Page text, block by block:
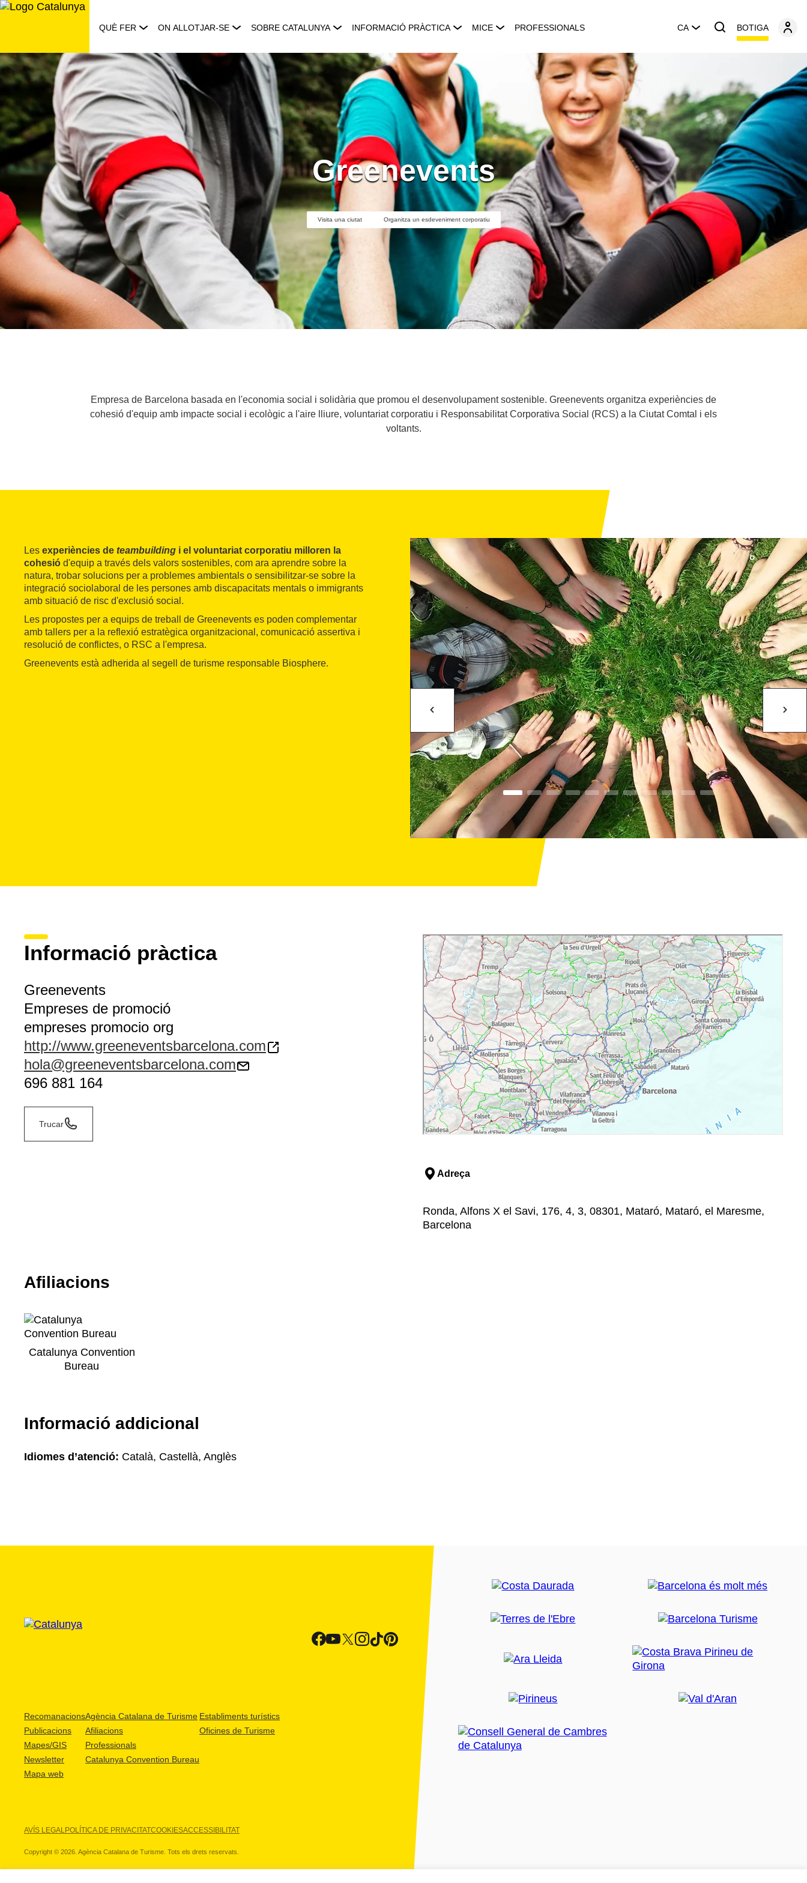
Saltar
QUÈ FER ON ALLOTJAR-SE SOBRE CATALUNYA INFORMACIÓ PRÀCTICA MICE PROFESSIONALS CA BOTIGA
Greenevents
Visita una ciutat Organitza un esdeveniment corporatiu
Empresa de Barcelona basada en l'economia social i solidària que promou el desenvolupament sostenible. Greenevents organitza experiències de
cohesió d'equip amb impacte social i ecològic a l'aire lliure, voluntariat corporatiu i Responsabilitat Corporativa Social (RCS) a la Ciutat Comtal i els
voltants.
Les experiències de teambuilding i el voluntariat corporatiu milloren la
cohesió d'equip a través dels valors sostenibles, com ara aprendre sobre la
natura, trobar solucions per a problemes ambientals o sensibilitzar-se sobre la
integració sociolaboral de les persones amb discapacitats mentals o immigrants
amb situació de risc d'exclusió social.
Les propostes per a equips de treball de Greenevents es poden complementar
amb tallers per a la reflexió estratègica organitzacional, comunicació assertiva i
resolució de conflictes, o RSC a l'empresa.
Greenevents està adherida al segell de turisme responsable Biosphere.
Informació pràctica
Greenevents
Empreses de promoció
empreses promocio org
http://www.greeneventsbarcelona.com
hola@greeneventsbarcelona.com
696 881 164
Trucar
Adreça
Ronda, Alfons X el Savi, 176, 4, 3, 08301, Mataró, Mataró, el Maresme,
Barcelona
Afiliacions
Catalunya Convention
Bureau
Informació addicional
Idiomes d’atenció: Català, Castellà, Anglès
Recomanacions
Publicacions
Mapes/GIS
Newsletter
Mapa web
Agència Catalana de Turisme
Afiliacions
Professionals
Catalunya Convention Bureau
Establiments turístics
Oficines de Turisme
AVÍS LEGALPOLÍTICA DE PRIVACITATCOOKIESACCESSIBILITAT
Copyright © 2026. Agència Catalana de Turisme. Tots els drets reservats.